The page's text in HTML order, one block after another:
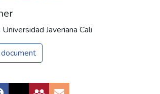
Javeriana Cali